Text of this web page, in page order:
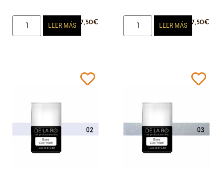
17,50€
LEER MÁS 17,50€
LEER MÁS